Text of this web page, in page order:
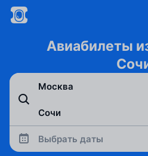
Авиабилеты
Выбрать даты